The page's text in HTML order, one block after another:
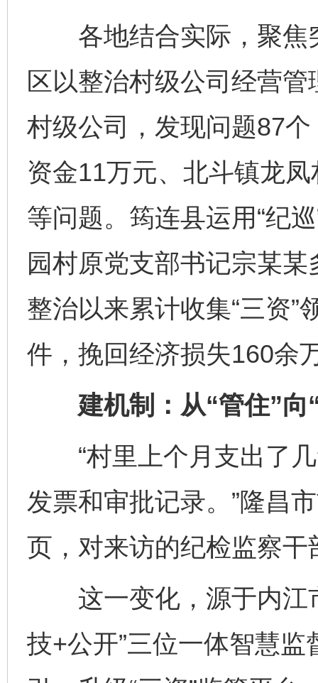
各地结合实际，聚焦
区以整治村级公司经营
村级公司，发现问题87
资金11万元、北斗镇龙
等问题。筠连县运用“纪
园村原党支部书记宗某
整治以来累计收集“三资
件，挽回经济损失160余
建机制：从“管住”向“
“村里上个月支出了几
发票和审批记录。”隆昌
页，对来访的纪检监察干
这一变化，源于内江
技+公开”三位一体智慧